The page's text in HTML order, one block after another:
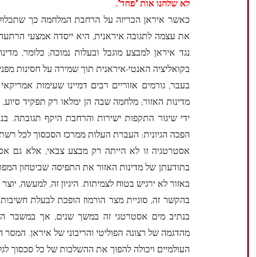
לא שלחנו אות "פחד".
כאשר איראן הכריזה על הרחבת המלחמה כך
את עצמה לתגובה איראנית, היא ייסדה אמצעי
נגד איראן למבצע מוגבל ובעלות נמוכה; כלומר,
בקואליציה האנטי-איראנית תוך שמירה על חסינות
בעבר, גורמים אזוריים רבים דמיינו שעימות
מדינות האזור; מלחמה שבה הן ימלאו רק תפקיד
ידי שיגור התקפות ישירות והרחבת היקף תגובתה.
הפכה הגיונית: העברת העלות ממרכז הסכסוך לכל
אסטרטגיה זו לא הייתה רק מבצע צבאי, אלא גם
בתודעתן של מדינות האזור את התפיסה שביטחון
באזור לא ירגיש בטוח לצמיתות. היגיון זה, למעשה,
בהקשר זה, סוגיית מצר הורמוז הופכת לבעלת
בנתיב מים אסטרטגי זה במשך שנים, אך במשבר
מהדגמה של רצונה הפוליטי והריבוני של איראן.
העולמיים ויכולה להפוך את ההשלכות של כל סכסוך